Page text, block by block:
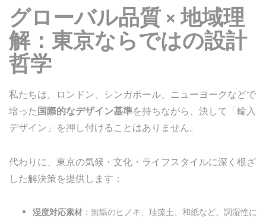
グローバル品質 × 地域理
解：東京ならではの設計
哲学
私たちは、ロンドン、シンガポール、ニューヨークなどで
培った国際的なデザイン基準を持ちながら、決して「輸入
デザイン」を押し付けることはありません。
代わりに、東京の気候・文化・ライフスタイルに深く根ざ
した解決策を提供します：
湿度対応素材 ：無垢のヒノキ、珪藻土、和紙など、調湿性に